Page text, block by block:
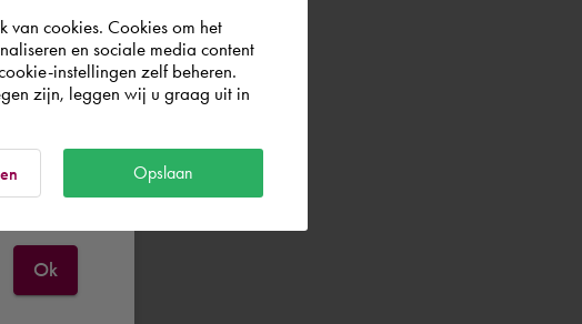
Ok
cookies. Cookies om het
en sociale media content
instellingen zelf beheren.
zijn, leggen wij u graag uit in
Opslaan